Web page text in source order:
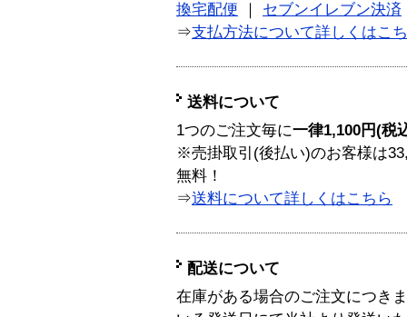
換宅配便
セブンイレブン決済
⇒支払方法について詳しくはこ
送料について
1つのご注文毎に一律1,100円(税
※売掛取引(後払い)のお客様は
無料！
⇒送料について詳しくはこちら
配送について
在庫がある場合のご注文につき